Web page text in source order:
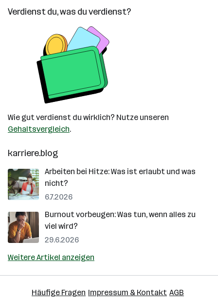
Verdienst du, was du verdienst?
Wie gut verdienst du wirklich? Nutze unseren
Gehaltsvergleich.
karriere.blog
Arbeiten bei Hitze: Was ist erlaubt und was
nicht?
6.7.2026
Burnout vorbeugen: Was tun, wenn alles zu
viel wird?
29.6.2026
Weitere Artikel anzeigen
Häufige Fragen Impressum & Kontakt AGB